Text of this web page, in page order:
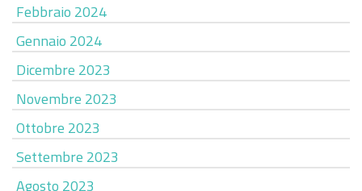
Febbraio 2024
Gennaio 2024
Dicembre 2023
Novembre 2023
Ottobre 2023
Settembre 2023
Agosto 2023